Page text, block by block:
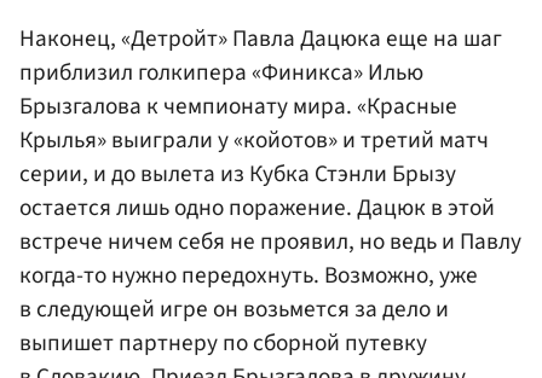
Наконец, «Детройт» Павла Дацюка еще на шаг
приблизил голкипера «Финикса» Илью
Брызгалова к чемпионату мира. «Красные
Крылья» выиграли у «койотов» и третий матч
серии, и до вылета из Кубка Стэнли Брызу
остается лишь одно поражение. Дацюк в этой
встрече ничем себя не проявил, но ведь и Павлу
когда-то нужно передохнуть. Возможно, уже
в следующей игре он возьмется за дело и
выпишет партнеру по сборной путевку